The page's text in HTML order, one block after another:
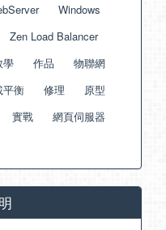
Windows
Zen Load Balancer
學 作品
物聯網
平衡 修理
原型
實戰
網頁伺服器